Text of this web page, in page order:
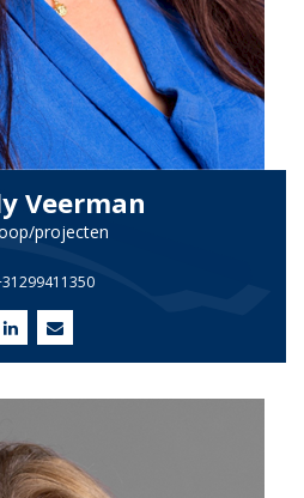
Veerman
projecten